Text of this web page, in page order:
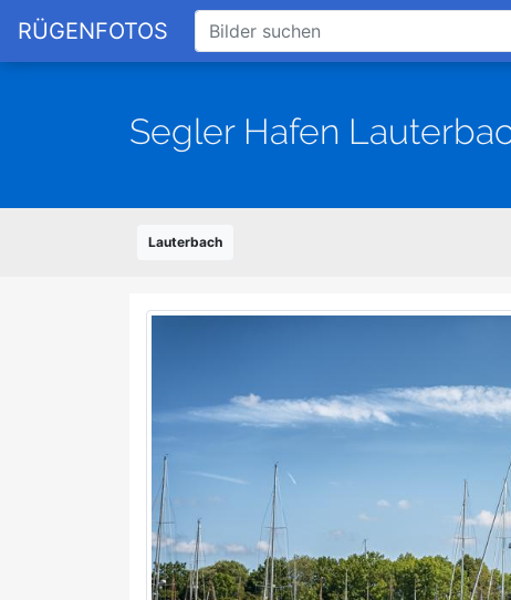
RÜGENFOTOS
Segler Hafen
Lauterbach